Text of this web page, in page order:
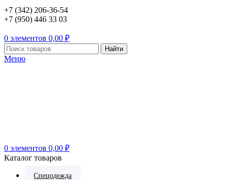
+7 (342) 206-36-54
+7 (950) 446 33 03
0 элементов 0,00 ₽
Найти
Меню
0 элементов 0,00 ₽
Каталог товаров
Спецодежда